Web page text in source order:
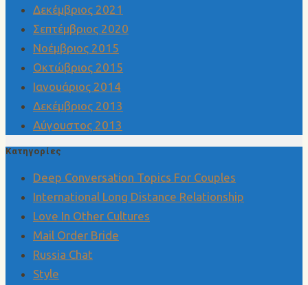
Δεκέμβριος 2021
Σεπτέμβριος 2020
Νοέμβριος 2015
Οκτώβριος 2015
Ιανουάριος 2014
Δεκέμβριος 2013
Αύγουστος 2013
Kατηγορίες
Deep Conversation Topics For Couples
International Long Distance Relationship
Love In Other Cultures
Mail Order Bride
Russia Chat
Style